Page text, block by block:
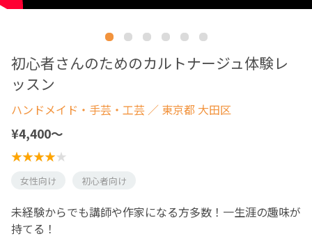
初心者さんのためのカルトナージュ体験レ
ッスン
ハンドメイド・手芸・工芸 ／ 東京都 大田区
¥4,400〜
女性向け 初心者向け
未経験からでも講師や作家になる方多数！一生涯の趣味が
持てる！